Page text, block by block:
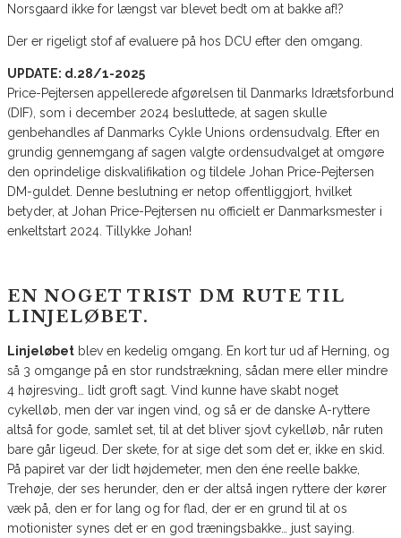
Norsgaard ikke for længst var blevet bedt om at bakke af!?
Der er rigeligt stof af evaluere på hos DCU efter den omgang.
UPDATE: d.28/1-2025
Price-Pejtersen appellerede afgørelsen til Danmarks Idrætsforbund
(DIF), som i december 2024 besluttede, at sagen skulle
genbehandles af Danmarks Cykle Unions ordensudvalg. Efter en
grundig gennemgang af sagen valgte ordensudvalget at omgøre
den oprindelige diskvalifikation og tildele Johan Price-Pejtersen
DM-guldet. Denne beslutning er netop offentliggjort, hvilket
betyder, at Johan Price-Pejtersen nu officielt er Danmarksmester i
enkeltstart 2024. Tillykke Johan!
EN NOGET TRIST DM RUTE TIL
LINJELØBET.
Linjeløbet blev en kedelig omgang. En kort tur ud af Herning, og
så 3 omgange på en stor rundstrækning, sådan mere eller mindre
4 højresving… lidt groft sagt. Vind kunne have skabt noget
cykelløb, men der var ingen vind, og så er de danske A-ryttere
altså for gode, samlet set, til at det bliver sjovt cykelløb, når ruten
bare går ligeud. Der skete, for at sige det som det er, ikke en skid.
På papiret var der lidt højdemeter, men den éne reelle bakke,
Trehøje, der ses herunder, den er der altså ingen ryttere der kører
væk på, den er for lang og for flad, der er en grund til at os
motionister synes det er en god træningsbakke… just saying.